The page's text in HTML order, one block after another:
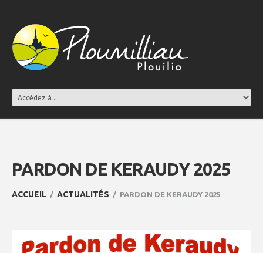
PARDON DE KERAUDY 2025
ACCUEIL ACTUALITÉS PARDON DE KERAUDY 2025